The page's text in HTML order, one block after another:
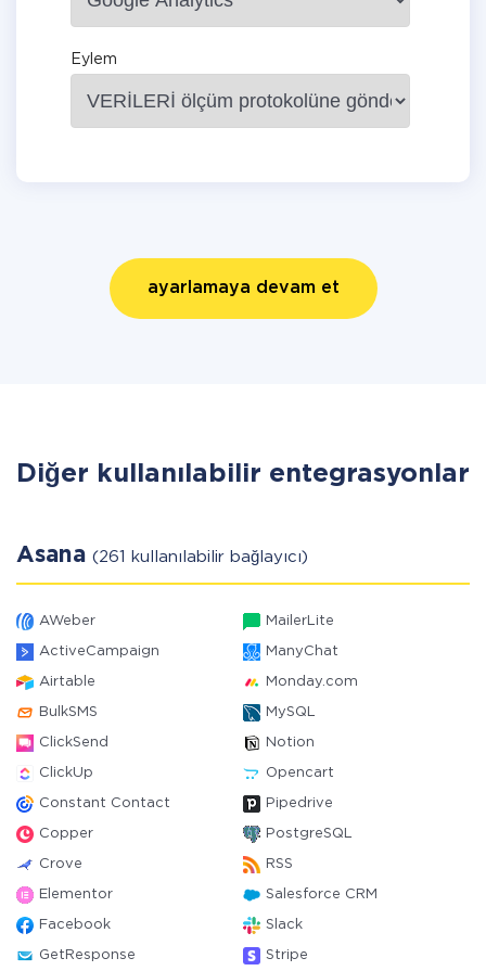
Eylem
ayarlamaya devam et
Diğer kullanılabilir entegrasyonlar
Asana (261 kullanılabilir bağlayıcı)
AWeber MailerLite
ActiveCampaign ManyChat
Airtable Monday.com
BulkSMS MySQL
ClickSend Notion
ClickUp Opencart
Constant Contact Pipedrive
Copper PostgreSQL
Crove RSS
Elementor Salesforce CRM
Facebook Slack
GetResponse Stripe